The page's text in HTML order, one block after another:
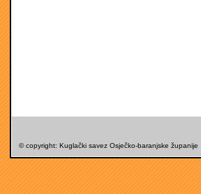
© copyright: Kuglački savez Osječko-baranjske županije